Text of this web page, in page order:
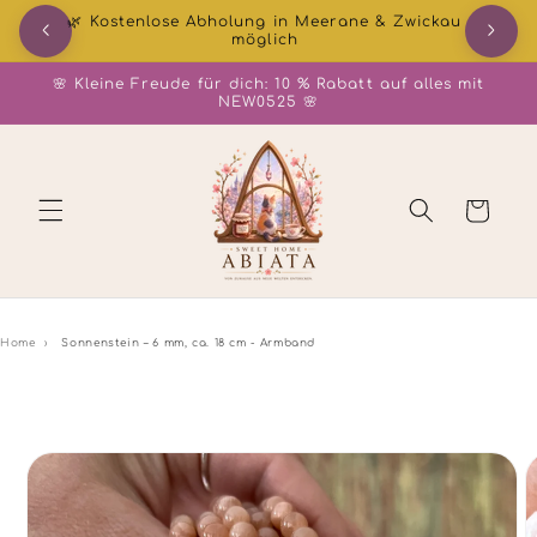
Direkt
zum
Inhalt
📦 DHL Versand ab 3,99 € – Bearbeitung 1–2
Werktage
🌸 Kleine Freude für dich: 10 % Rabatt auf alles mit
NEW0525 🌸
Warenkorb
Home › Sonnenstein – 6 mm, ca. 18 cm - Armband